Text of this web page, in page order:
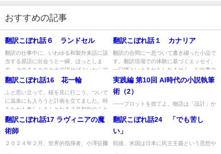
おすすめの記事
翻訳こぼれ話６ ランドセル
翻訳の仕事中に、いわゆる和製外来語に該
当する原語に出会うと一瞬、ほっとしま
す。そのままカタカナで訳せばよいからで
す。しかし、油断禁物です。和...
翻訳こぼれ話１ カナリア
翻訳の合間に一息ついて書き綴った小品で
す。翻訳現場での体験に基づくエッセイ、
一口噺といえるかもしれません。お仕事の
合間に気軽にお読みいただけ...
翻訳こぼれ話16 花一輪
ふと思い立って、桜を見に行こう、ついで
に温泉にも入ろうと計画を立てました。時
あたかも春らんまんとなる３月初旬のこと
です。老妻も賛成してくれて...
実践編 第10回 AI時代の小説執筆
術（2）
――プロットを捨てよ。物語は「設計」か
ン・クーンツ（Dean Koontz）は、かつて
緻密なアウトライン...
翻訳こぼれ話17 ラヴィニアの魔
術師
２０２４年２月、世界的指揮者、小澤征爾
翻訳こぼれ話24 「でも苦し
い」
戦後、米国は日本に民主主義という思想や